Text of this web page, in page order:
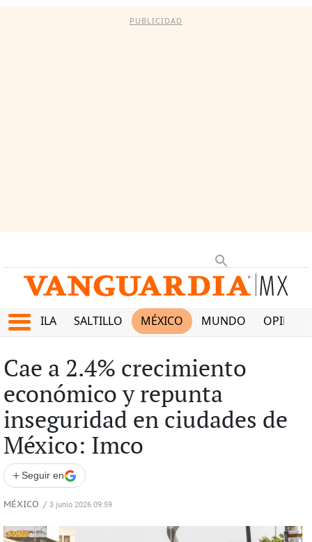
PUBLICIDAD
COAHUILA SALTILLO MÉXICO MUNDO OPINIÓN
Cae a 2.4% crecimiento
económico y repunta
inseguridad en ciudades de
México: Imco
+ Seguir en
MÉXICO / 3 junio 2026 09:59